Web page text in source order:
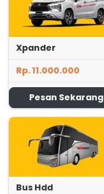
Xpander
Rp. 11.000.000
Pesan Sekarang
Bus Hdd